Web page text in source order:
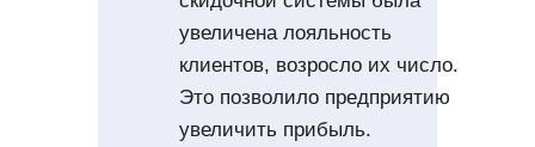
увеличена лояльность
клиентов, возросло их число.
Это позволило предприятию
увеличить прибыль.